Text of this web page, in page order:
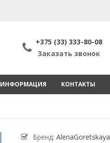
+375 (33) 333-80-08
Заказать звонок
ИНФОРМАЦИЯ КОНТАКТЫ
Бренд: AlenaGoretskaya